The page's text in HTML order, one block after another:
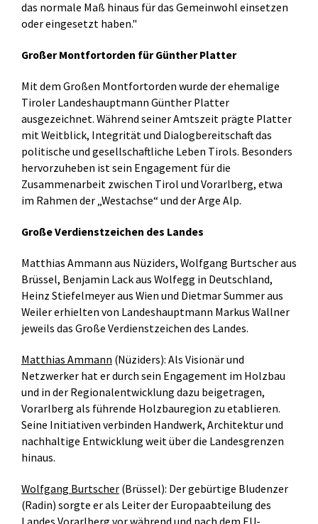
das normale Maß hinaus für das Gemeinwohl einsetzen
oder eingesetzt haben."
Großer Montfortorden für Günther Platter
Mit dem Großen Montfortorden wurde der ehemalige
Tiroler Landeshauptmann Günther Platter
ausgezeichnet. Während seiner Amtszeit prägte Platter
mit Weitblick, Integrität und Dialogbereitschaft das
politische und gesellschaftliche Leben Tirols. Besonders
hervorzuheben ist sein Engagement für die
Zusammenarbeit zwischen Tirol und Vorarlberg, etwa
im Rahmen der „Westachse“ und der Arge Alp.
Große Verdienstzeichen des Landes
Matthias Ammann aus Nüziders, Wolfgang Burtscher aus
Brüssel, Benjamin Lack aus Wolfegg in Deutschland,
Heinz Stiefelmeyer aus Wien und Dietmar Summer aus
Weiler erhielten von Landeshauptmann Markus Wallner
jeweils das Große Verdienstzeichen des Landes.
Matthias Ammann (Nüziders): Als Visionär und
Netzwerker hat er durch sein Engagement im Holzbau
und in der Regionalentwicklung dazu beigetragen,
Vorarlberg als führende Holzbauregion zu etablieren.
Seine Initiativen verbinden Handwerk, Architektur und
nachhaltige Entwicklung weit über die Landesgrenzen
hinaus.
Wolfgang Burtscher (Brüssel): Der gebürtige Bludenzer
(Radin) sorgte er als Leiter der Europaabteilung des